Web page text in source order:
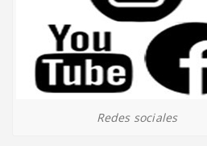
Redes sociales